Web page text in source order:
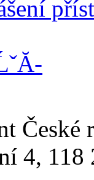
České
4, 118